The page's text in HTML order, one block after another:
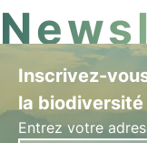
Inscrivez-
la biodiversité
Entrez votre